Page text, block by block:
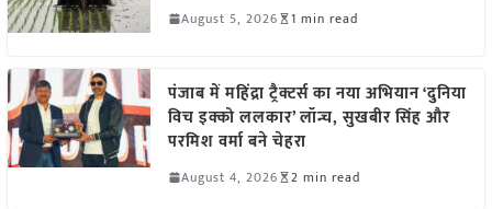
August 5, 2026 1 min read
पंजाब में महिंद्रा ट्रैक्टर्स का नया अभियान ‘दुनिया
विच इक्को ललकार’ लॉन्च, सुखबीर सिंह और
परमिश वर्मा बने चेहरा
August 4, 2026 2 min read